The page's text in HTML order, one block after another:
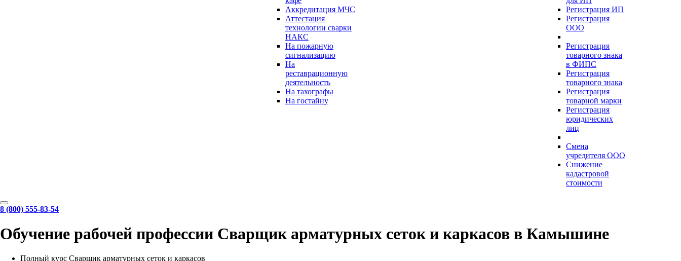
Аккредитация МЧС
Аттестация
технологии сварки
НАКС
На пожарную
сигнализацию
На
реставрационную
деятельность
На тахографы
На гостайну
Регистрация ИП
Регистрация
ООО
Регистрация
товарного знака
в ФИПС
Регистрация
товарного знака
Регистрация
товарной марки
Регистрация
юридических
лиц
Смена
учредителя ООО
Снижение
кадастровой
стоимости
8 (800) 555-83-54
Обучение рабочей профессии Сварщик арматурных сеток и каркасов в Камышине
Полный курс Сварщик арматурных сеток и каркасов